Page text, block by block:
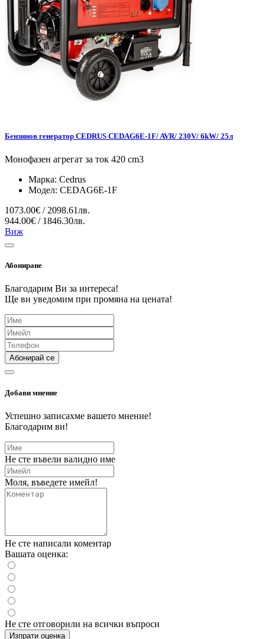
Бензинов генератор CEDRUS CEDAG6E-1F/ AVR/ 230V/ 6kW/ 25л
Монофазен агрегат за ток 420 cm3
Марка: Cedrus
Модел: CEDAG6E-1F
1073.00€ / 2098.61лв.
944.00€ / 1846.30лв.
Виж
Абониране
Благодарим Ви за интереса!
Ще ви уведомим при промяна на цената!
Абонирай се
Добави мнение
Успешно записахме вашето мнение!
Благодарим ви!
Не сте въвели валидно име
Моля, въведете имейл!
Не сте написали коментар
Вашата оценка:
Не сте отговорили на всички въпроси
Изпрати оценка